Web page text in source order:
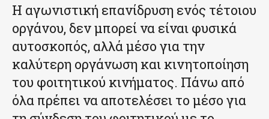
Η αγωνιστική επανίδρυση ενός τέτοιου
οργάνου, δεν μπορεί να είναι φυσικά
αυτοσκοπός, αλλά μέσο για την
καλύτερη οργάνωση και κινητοποίηση
του φοιτητικού κινήματος. Πάνω από
όλα πρέπει να αποτελέσει το μέσο για